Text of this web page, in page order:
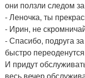
они ползли следом
- Леночка, ты
- Ирин, не
- Спасибо, подруга
быстро
И придут